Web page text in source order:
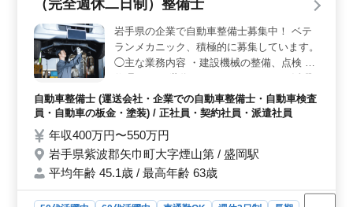
多数在籍しており、整備士として培ってきた経験や技術
を存分に発揮できる職場環境です。整備士の経験年数が
問われないため、即戦力として活躍することが可能で
す。 ＜賞与と安定した福利厚生＞ 年2回の賞与支給
があり、前年度実績は計2ヶ月分と、アルバイト・パート
でも安定した収入が得られます。また、社会保険や労災
保険など福利厚生が整っており、安心して働ける職場で
す。
（完全週休二日制）整備士
岩手県の企業で自動車整備士募集中！ ベテ
ランメカニック、積極的に募集しています。
◯主な業務内容 ・建設機械の整備、点検 ・
中です。 アットホームで働きやすい企業で
す。
自動車整備士 (運送会社・企業での自動車整備士・自動車検査
員・自動車の板金・塗装) / 正社員・契約社員・派遣社員
年収400万円〜550万円
岩手県紫波郡矢巾町大字煙山第 / 盛岡駅
平均年齢 45.1歳 / 最高年齢 63歳